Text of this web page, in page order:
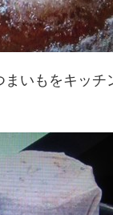
まいもをキッチ